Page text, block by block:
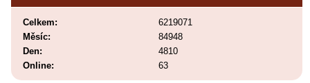
Online: 63
Celkem:
6219071
Měsíc:
84948
Den:
4810